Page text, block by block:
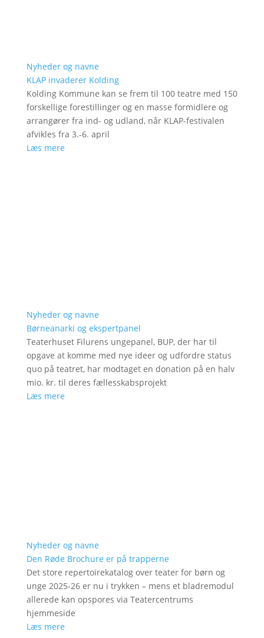
Nyheder og navne
KLAP invaderer Kolding
Kolding Kommune kan se frem til 100 teatre med 150
forskellige forestillinger og en masse formidlere og
arrangører fra ind- og udland, når KLAP-festivalen
afvikles fra 3.-6. april
Læs mere
Nyheder og navne
Børneanarki og ekspertpanel
Teaterhuset Filurens ungepanel, BUP, der har til
opgave at komme med nye ideer og udfordre status
quo på teatret, har modtaget en donation på en halv
mio. kr. til deres fællesskabsprojekt
Læs mere
Nyheder og navne
Den Røde Brochure er på trapperne
Det store repertoirekatalog over teater for børn og
unge 2025-26 er nu i trykken – mens et bladremodul
allerede kan opspores via Teatercentrums
hjemmeside
Læs mere